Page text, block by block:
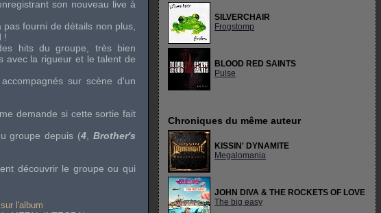
son nouveau live à
fourni de détails non plus,
!
hitsdu groupe, très bien
avec la rigueur et le talent de
sur scène d'un
demande si cette sortie fait
groupe depuis (4 ,Brother's
découvrir le groupe ou qui
l'album
SILVERCHAIR
Frogstomp
BLOOD RED SAINTS
Pulse
Chroniques du même auteur
KISSIN' DYNAMITE
Megalomania
JOHN DIVA & THE ROCKETS OF LOVE
The big easy